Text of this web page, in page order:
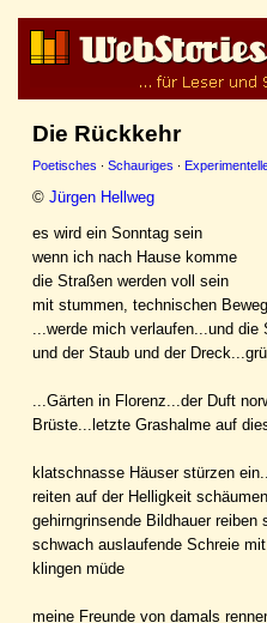
Die Rückkehr
Poetisches · Schauriges ·
© Jürgen Hellweg
es wird ein Sonntag sein
wenn ich nach Hause komme
die Straßen werden voll sein
mit stummen, technischen
...werde mich verlaufen...und die
und der Staub und der
...Gärten in Florenz...der Duft
Brüste...letzte Grashalme auf
klatschnasse Häuser stürzen
reiten auf der Helligkeit
gehirngrinsende Bildhauer reiben
schwach auslaufende Schreie
klingen müde
meine Freunde von damals